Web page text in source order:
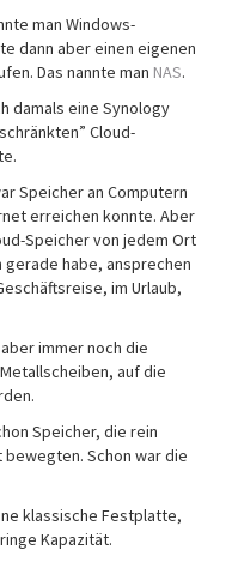
man Windows-
dann aber einen eigenen
Das nannte man NAS.
damals eine Synology
Cloud-
Speicher an Computern
erreichen konnte. Aber
Speicher von jedem Ort
habe, ansprechen
im Urlaub,
immer noch die
auf die
Speicher, die rein
Schon war die
klassische Festplatte,
Kapazität.